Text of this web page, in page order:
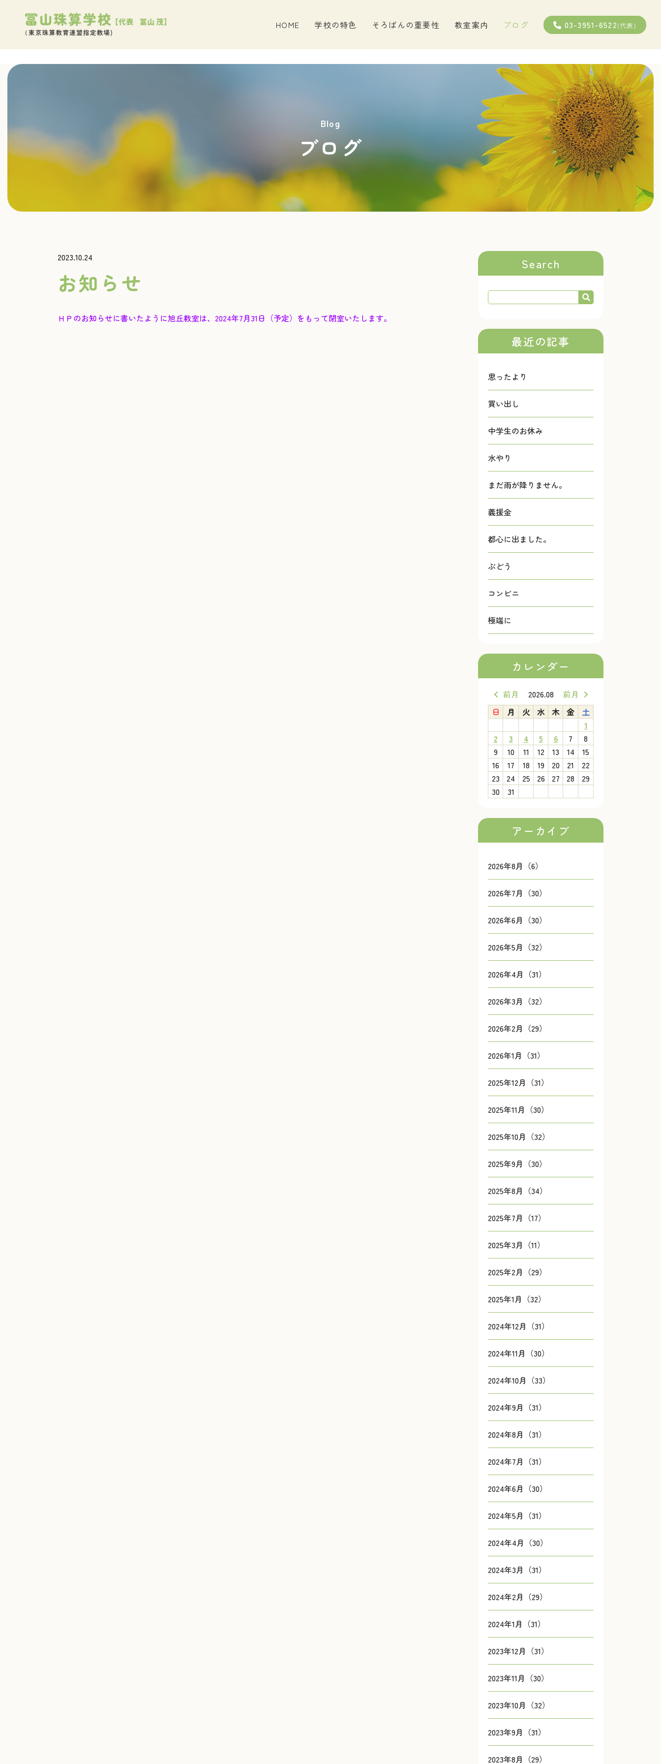
HOME 学校の特色 そろばんの重要性 教室案内 ブログ 03-3951-6522(代表)
Blog
ブログ
2023.10.24
お知らせ
ＨＰのお知らせに書いたように旭丘教室は、2024年7月31日（予定）をもって閉室いたします。
Search
最近の記事
思ったより
買い出し
中学生のお休み
水やり
まだ雨が降りません。
義援金
都心に出ました。
ぶどう
コンビニ
極端に
カレンダー
前月 2026.08
前月
日
月 火 水 木 金
土
1
2
3 4 5 6 7
8
9
10 11 12 13 14
15
16
17 18 19 20 21
22
23
24 25 26 27 28
29
30
31
アーカイブ
2026年8月（6）
2026年7月（30）
2026年6月（30）
2026年5月（32）
2026年4月（31）
2026年3月（32）
2026年2月（29）
2026年1月（31）
2025年12月（31）
2025年11月（30）
2025年10月（32）
2025年9月（30）
2025年8月（34）
2025年7月（17）
2025年3月（11）
2025年2月（29）
2025年1月（32）
2024年12月（31）
2024年11月（30）
2024年10月（33）
2024年9月（31）
2024年8月（31）
2024年7月（31）
2024年6月（30）
2024年5月（31）
2024年4月（30）
2024年3月（31）
2024年2月（29）
2024年1月（31）
2023年12月（31）
2023年11月（30）
2023年10月（32）
2023年9月（31）
2023年8月（29）